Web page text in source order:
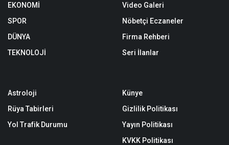
EKONOMİ
SPOR
DÜNYA
TEKNOLOJİ
Video Galeri
Nöbetçi Eczaneler
Firma Rehberi
Seri İlanlar
Astroloji
Rüya Tabirleri
Yol Trafik Durumu
Künye
Gizlilik Politikası
Yayın Politikası
KVKK Politikası